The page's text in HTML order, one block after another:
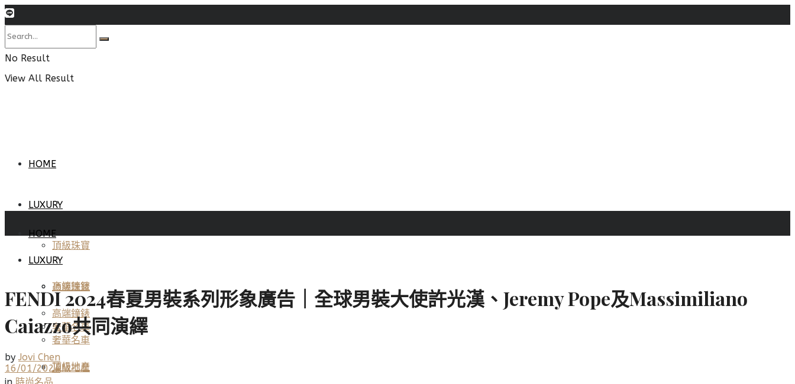
No Result
View All Result
HOME
LUXURY
頂級珠寶
高端鐘錶
奢華名車
頂級地產
HOME
LUXURY
頂級珠寶
高端鐘錶
奢華名車
頂級地產
FENDI 2024春夏男裝系列形象廣告｜全球男裝大使許光漢、Jeremy Pope及Massimiliano
Caiazzo共同演繹
by Jovi Chen
16/01/2024